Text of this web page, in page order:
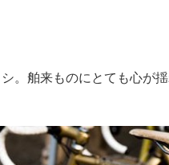
。舶来ものにとても心が